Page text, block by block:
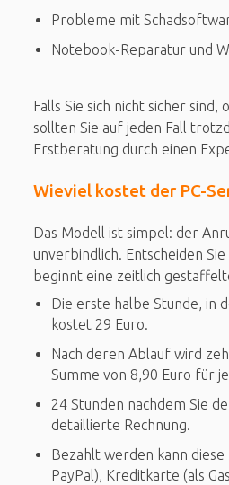
Probleme mit
Notebook-Reparatur und
Falls Sie sich nicht sicher
sollten Sie auf jeden Fall
Erstberatung durch einen
Wieviel kostet der PC-
Das Modell ist simpel: der
unverbindlich. Entscheiden
beginnt eine zeitlich
Die erste halbe Stunde, in
kostet 29 Euro.
Nach deren Ablauf wird
Summe von 8,90 Euro für
24 Stunden nachdem Sie
detaillierte Rechnung.
Bezahlt werden kann
PayPal), Kreditkarte (als